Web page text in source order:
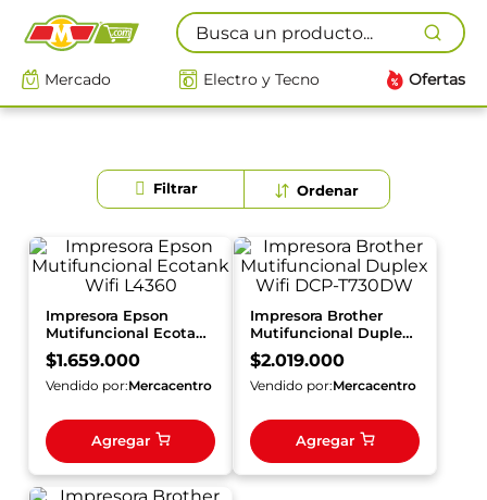
Busca un producto...
Mercado Electro y Tecno Ofertas
Impresora Epson
Mutifuncional Ecotank
Wifi L4360
$1.659.000
Vendido por:Mercacentro
Agregar
Impresora Brother
Mutifuncional Duplex
Wifi DCP-T730DW
$2.019.000
Vendido por:Mercacentro
Agregar